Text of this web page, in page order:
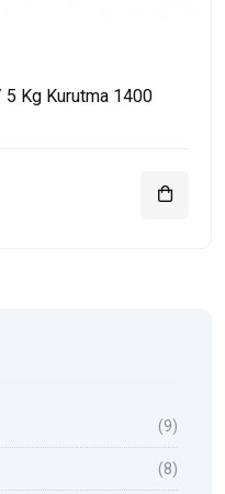
5 Kg Kurutma 1400
(9)
(8)